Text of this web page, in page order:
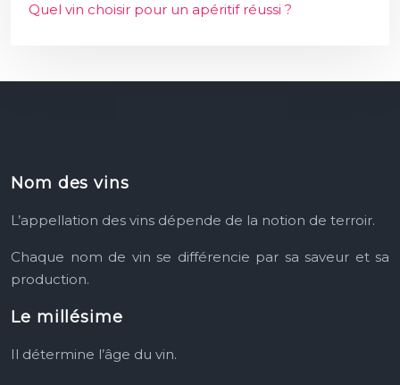
Quel vin choisir pour un apéritif réussi ?
Nom des vins
L’appellation des vins dépende de la notion de terroir.
Chaque nom de vin se différencie par sa saveur et sa
production.
Le millésime
Il détermine l’âge du vin.